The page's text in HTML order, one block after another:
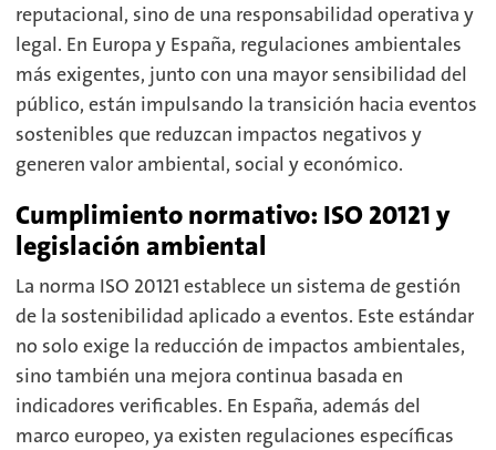
reputacional, sino de una responsabilidad operativa y
legal. En Europa y España, regulaciones ambientales
más exigentes, junto con una mayor sensibilidad del
público, están impulsando la transición hacia eventos
sostenibles que reduzcan impactos negativos y
generen valor ambiental, social y económico.
Cumplimiento normativo: ISO 20121 y
legislación ambiental
La norma ISO 20121 establece un sistema de gestión
de la sostenibilidad aplicado a eventos. Este estándar
no solo exige la reducción de impactos ambientales,
sino también una mejora continua basada en
indicadores verificables. En España, además del
marco europeo, ya existen regulaciones específicas